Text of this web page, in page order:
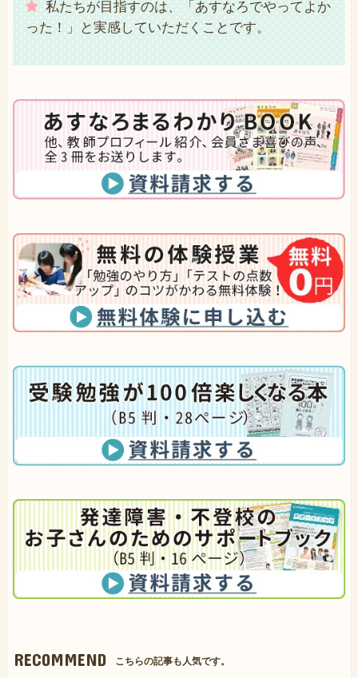
私たちが目指すのは、「あすなろでやってよか
った！」と実感していただくことです。
RECOMMEND こちらの記事も人気です。